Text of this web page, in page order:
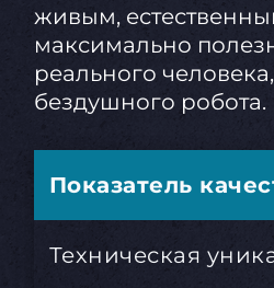
живым,
максимально
реального
бездушного робота.
Показатель
Техническая